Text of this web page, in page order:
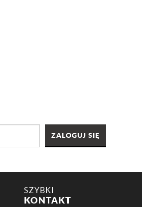
SZYBKI
KONTAKT